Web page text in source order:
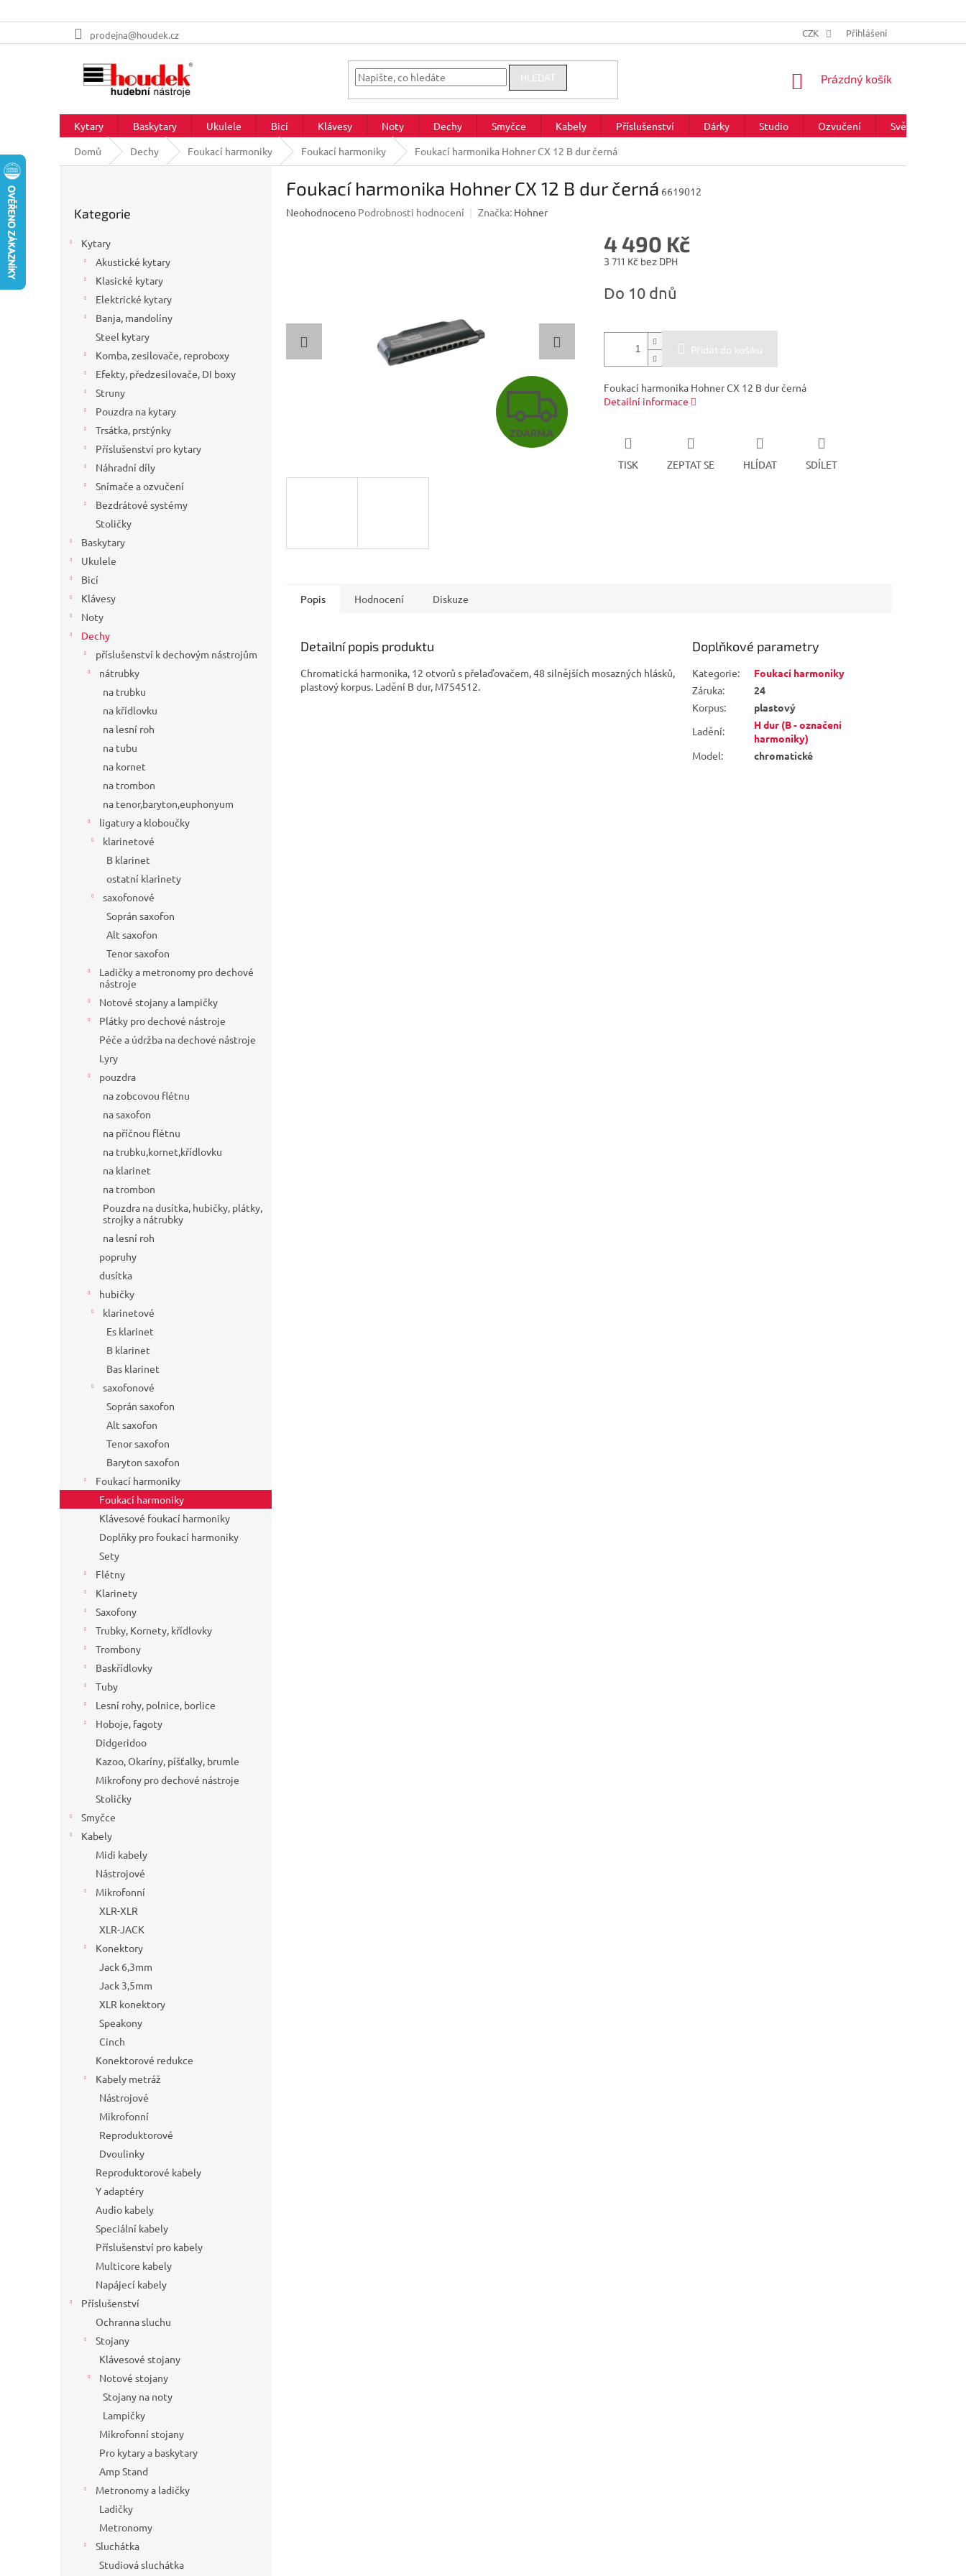
na
prodejna@houdek.cz CZK Přihlášení
HLEDAT
NÁKUPNÍ
Prázdný košík
Kytary Baskytary Ukulele Bicí Klávesy Noty Dechy Smyčce Kabely Příslušenství Dárky Studio Ozvučení Světla
Domů
Dechy Foukací harmoniky Foukací harmoniky Foukací harmonika Hohner CX 12 B dur černá
kategorie
Kategorie
Kytary
Akustické kytary
Klasické kytary
Elektrické kytary
Banja, mandolíny
Steel kytary
Komba, zesilovače, reproboxy
Efekty, předzesilovače, DI boxy
Struny
Pouzdra na kytary
Trsátka, prstýnky
Příslušenství pro kytary
Náhradní díly
Snímače a ozvučení
Bezdrátové systémy
Stoličky
Baskytary
Ukulele
Bicí
Klávesy
Noty
Dechy
příslušenství k dechovým nástrojům
nátrubky
na trubku
na křídlovku
na lesní roh
na tubu
na kornet
na trombon
na tenor,baryton,euphonyum
ligatury a kloboučky
klarinetové
B klarinet
ostatní klarinety
saxofonové
Soprán saxofon
Alt saxofon
Tenor saxofon
Ladičky a metronomy pro dechové
nástroje
Notové stojany a lampičky
Plátky pro dechové nástroje
Péče a údržba na dechové nástroje
Lyry
pouzdra
na zobcovou flétnu
na saxofon
na příčnou flétnu
na trubku,kornet,křídlovku
na klarinet
na trombon
Pouzdra na dusítka, hubičky, plátky,
strojky a nátrubky
na lesní roh
popruhy
dusítka
hubičky
klarinetové
Es klarinet
B klarinet
Bas klarinet
saxofonové
Soprán saxofon
Alt saxofon
Tenor saxofon
Baryton saxofon
Foukací harmoniky
Foukací harmoniky
Klávesové foukací harmoniky
Doplňky pro foukací harmoniky
Sety
Flétny
Klarinety
Saxofony
Trubky, Kornety, křídlovky
Trombony
Baskřídlovky
Tuby
Lesní rohy, polnice, borlice
Hoboje, fagoty
Didgeridoo
Kazoo, Okaríny, píšťalky, brumle
Mikrofony pro dechové nástroje
Stoličky
Smyčce
Kabely
Midi kabely
Nástrojové
Mikrofonní
XLR-XLR
XLR-JACK
Konektory
Jack 6,3mm
Jack 3,5mm
XLR konektory
Speakony
Cinch
Konektorové redukce
Kabely metráž
Nástrojové
Mikrofonní
Reproduktorové
Dvoulinky
Reproduktorové kabely
Y adaptéry
Audio kabely
Speciální kabely
Příslušenství pro kabely
Multicore kabely
Napájecí kabely
Příslušenství
Ochranna sluchu
Stojany
Klávesové stojany
Notové stojany
Stojany na noty
Lampičky
Mikrofonní stojany
Pro kytary a baskytary
Amp Stand
Metronomy a ladičky
Ladičky
Metronomy
Sluchátka
Studiová sluchátka
Foukací harmonika Hohner CX 12 B dur černá 6619012
Průměrné
Neohodnoceno Podrobnosti hodnocení Značka: Hohner
Z
D
A
ZDARMA
4 490 Kč
3 711 Kč bez DPH
cena:
Do 10 dnů
Přidat do košíku
Foukací harmonika Hohner CX 12 B dur černá
Detailní informace
TISK ZEPTAT SE HLÍDAT SDÍLET
Popis Hodnocení Diskuze
Detailní popis produktu
Chromatická harmonika, 12 otvorů s přelaďovačem, 48 silnějších mosazných hlásků,
plastový korpus. Ladění B dur, M754512.
Doplňkové parametry
Kategorie:
Foukací harmoniky
Záruka:
24
Korpus:
plastový
Ladění:
H dur (B - označení
harmoniky)
Model: chromatické